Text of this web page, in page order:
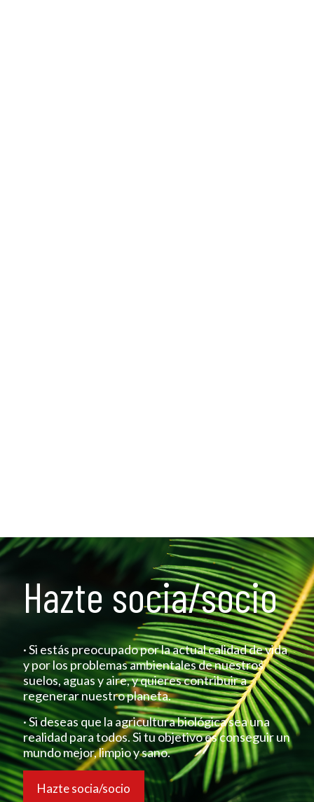
Hazte socia/socio
· Si estás preocupado por la actual calidad de vida
y por los problemas ambientales de nuestros
suelos, aguas y aire, y quieres contribuir a
regenerar nuestro planeta.
· Si deseas que la agricultura biológica sea una
realidad para todos. Si tu objetivo es conseguir un
mundo mejor, limpio y sano.
Hazte socia/socio